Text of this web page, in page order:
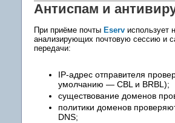
Антиспам и
При приёме почты Eserv использует
анализирующих почтовую сессию и
передачи:
IP-адрес отправителя
умолчанию — CBL и BRBL);
существование доменов
политики доменов
DNS;